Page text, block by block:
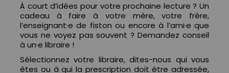
À court d’idées pour votre prochaine lecture ? Un
cadeau à faire à votre mère, votre frère,
l’enseignant·e de fiston ou encore à l’ami·e que
vous ne voyez pas souvent ? Demandez conseil
à un·e libraire !
Sélectionnez votre libraire, dites-nous qui vous
êtes ou à qui la prescription doit être adressée,